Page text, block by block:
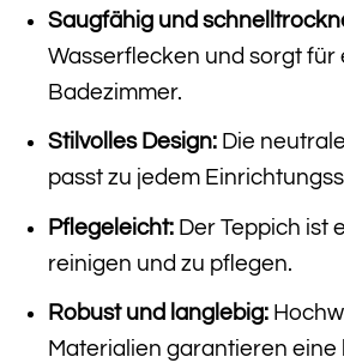
Saugfähig und
Wasserflecken und sorgt für
Badezimmer.
Stilvolles Design:Die
passt zu jedem
Pflegeleicht:Der Teppich ist
reinigen und zu pflegen.
Robust und langlebig:
Materialien garantieren eine